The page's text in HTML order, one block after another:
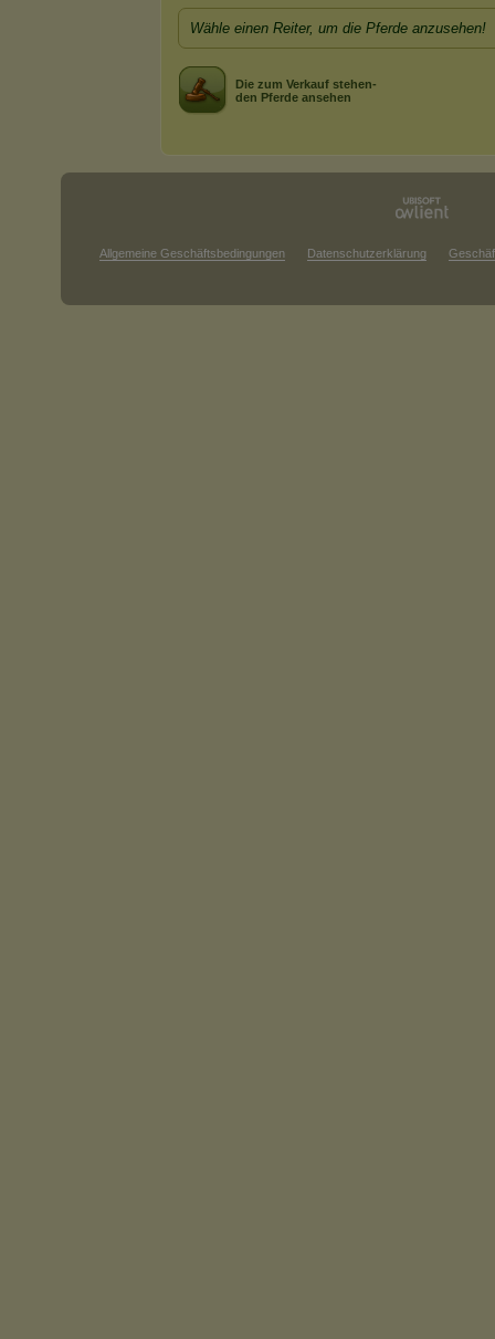
Wähle einen Reiter, um die Pferde anzusehen!
Die zum Verkauf stehen-
den Pferde ansehen
Allgemeine Geschäftsbedingungen Datenschutzerklärung